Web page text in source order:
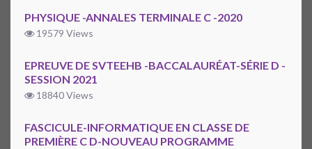
PHYSIQUE -ANNALES TERMINALE C -2020
19579 Views
EPREUVE DE SVTEEHB -BACCALAURÉAT-SÉRIE D -
SESSION 2021
18840 Views
FASCICULE-INFORMATIQUE EN CLASSE DE
PREMIÈRE C D-NOUVEAU PROGRAMME